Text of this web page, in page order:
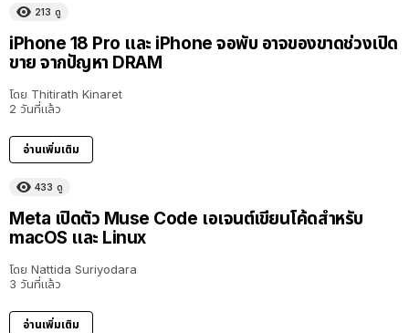
213 ดู
iPhone 18 Pro และ iPhone จอพับ อาจของขาดช่วงเปิด
ขาย จากปัญหา DRAM
โดย Thitirath Kinaret
2 วันที่แล้ว
อ่านเพิ่มเติม
433 ดู
Meta เปิดตัว Muse Code เอเจนต์เขียนโค้ดสำหรับ
macOS และ Linux
โดย Nattida Suriyodara
3 วันที่แล้ว
อ่านเพิ่มเติม